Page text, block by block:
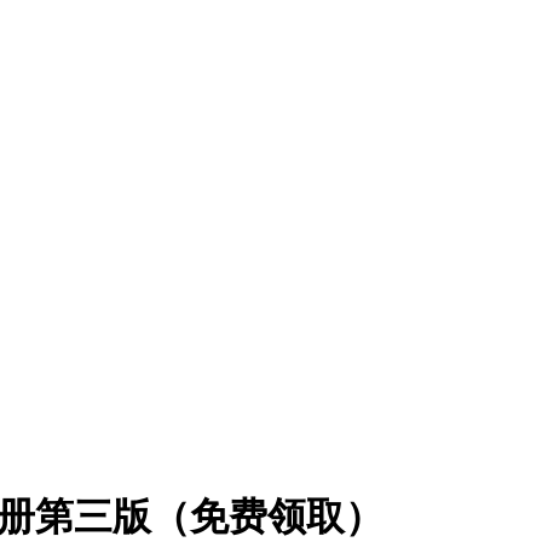
第三版（免费领取）